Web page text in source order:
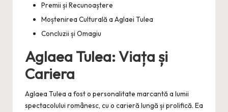
Premii și Recunoaștere
Moștenirea Culturală a Aglaei Tulea
Concluzii și Omagiu
Aglaea Tulea: Viața și
Cariera
Aglaea Tulea a fost o personalitate marcantă a lumii
spectacolului românesc, cu o carieră lungă și prolifică. Ea